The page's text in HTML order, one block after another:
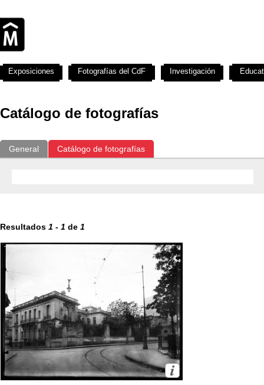
Catálogo de fotografías
General Catálogo de fotografías
Resultados 1 - 1 de 1
Exposiciones Fotografías del CdF Investigación